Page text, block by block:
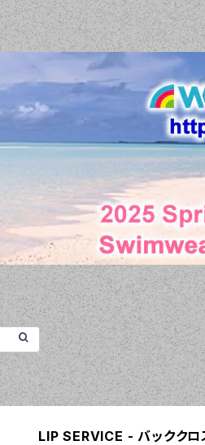
LIP SERVICE - バックク